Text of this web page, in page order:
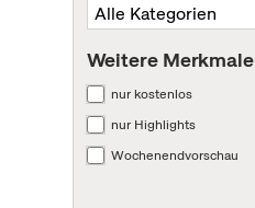
Weitere Merkmale
nur kostenlos
nur Highlights
Wochenendvorschau